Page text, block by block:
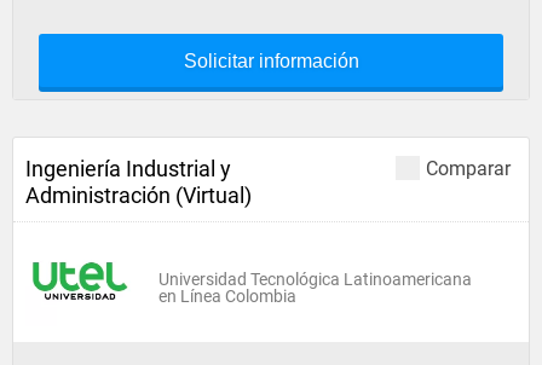
Solicitar información
Comparar
Ingeniería Industrial y
Administración (Virtual)
Universidad Tecnológica Latinoamericana
en Línea Colombia